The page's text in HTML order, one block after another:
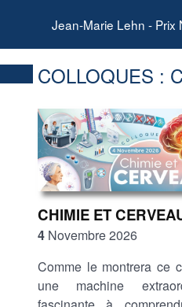
Jean-Marie Lehn - Prix
COLLOQUES :
CHIMIE ET
4 Novembre 2026
Comme le montrera ce
une machine